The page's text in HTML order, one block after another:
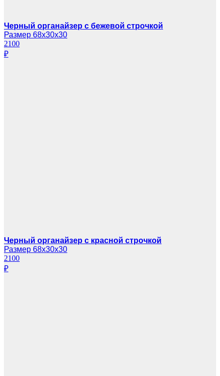
Черный органайзер с бежевой строчкой
Размер 68х30х30
2100
₽
Черный органайзер с красной строчкой
Размер 68х30х30
2100
₽